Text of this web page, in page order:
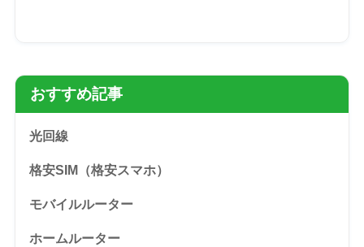
おすすめ記事
光回線
格安SIM（格安スマホ）
モバイルルーター
ホームルーター